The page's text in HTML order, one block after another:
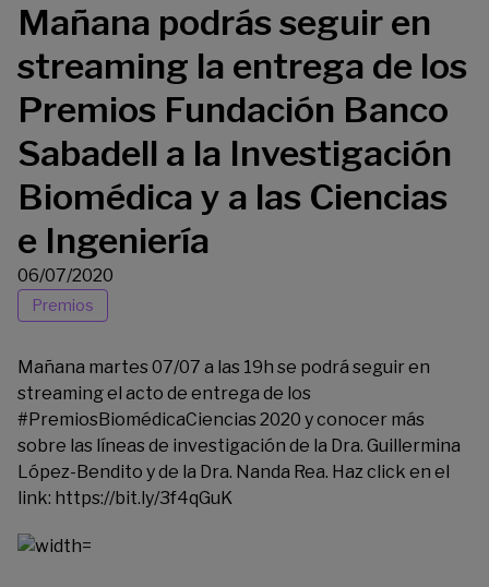
Mañana podrás seguir en
streaming la entrega de los
Premios Fundación Banco
Sabadell a la Investigación
Biomédica y a las Ciencias
e Ingeniería
06/07/2020
Premios
Mañana martes 07/07 a las 19h se podrá seguir en
streaming el acto de entrega de los
#PremiosBiomédicaCiencias 2020 y conocer más
sobre las líneas de investigación de la Dra. Guillermina
López-Bendito y de la Dra. Nanda Rea. Haz click en el
link: https://bit.ly/3f4qGuK